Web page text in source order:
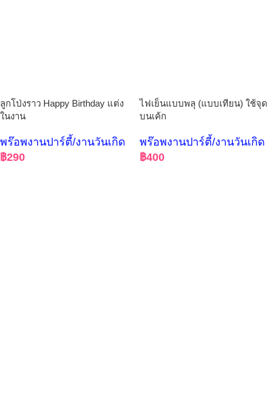
ลูกโป่งราว Happy Birthday แต่ง
ในงาน
พร๊อพงานปาร์ตี้/งานวันเกิด
฿290
ไฟเย็นแบบพลุ (แบบเทียน) ใช้จุด
บนเค้ก
พร๊อพงานปาร์ตี้/งานวันเกิด
฿400